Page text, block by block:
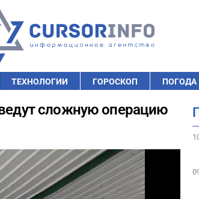
ТЕХНОЛОГИИ ГОРОСКОП ПОГОДА
сложную операцию